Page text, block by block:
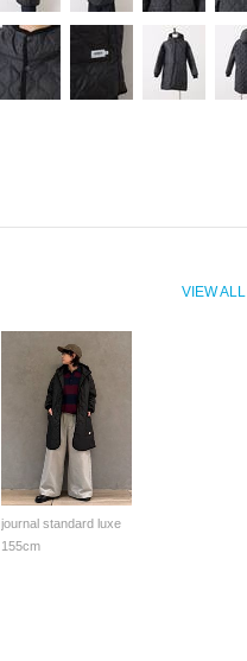
VIEW ALL
journal standard luxe
155cm